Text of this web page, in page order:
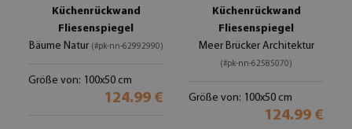
Küchenrückwand
Fliesenspiegel
Bäume Natur (#pk-nn-62992990)
Größe von: 100x50 cm
124.99 €
Küchenrückwand
Fliesenspiegel
Meer Brücker Architektur
(#pk-nn-62585070)
Größe von: 100x50 cm
124.99 €